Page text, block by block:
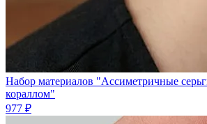
Набор материалов "Ассиметричные
кораллом"
977 ₽